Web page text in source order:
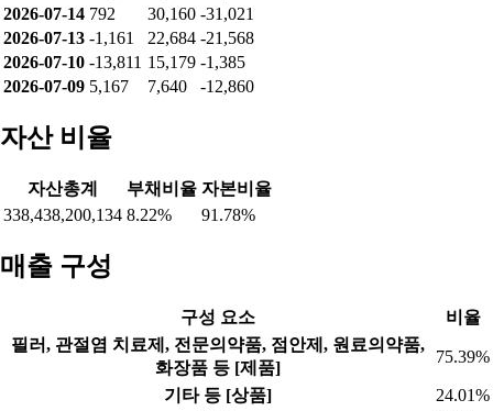
2026-07-14 792 30,160 -31,021
2026-07-13 -1,161 22,684 -21,568
2026-07-10 -13,811 15,179 -1,385
2026-07-09 5,167 7,640 -12,860
자산 비율
자산총계 부채비율 자본비율
338,438,200,134 8.22% 91.78%
매출 구성
구성 요소
비율
필러, 관절염 치료제, 전문의약품, 점안제, 원료의약품,
화장품 등 [제품]
75.39%
기타 등 [상품]
24.01%